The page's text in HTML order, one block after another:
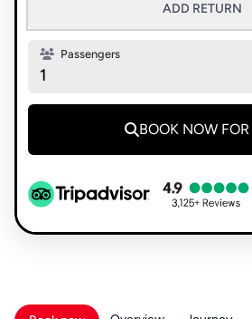
ADD RETURN
Passengers
1
BOOK NOW FOR